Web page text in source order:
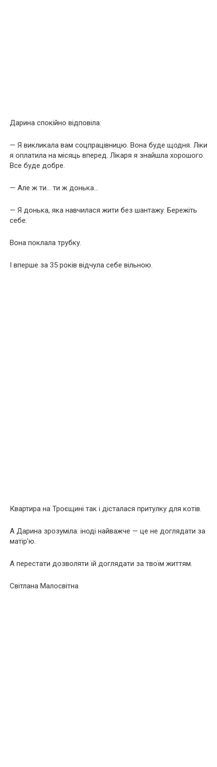
Дарина спокійно відповіла:
— Я викликала вам соцпрацівницю. Вона буде щодня. Ліки
я оплатила на місяць вперед. Лікаря я знайшла хорошого.
Все буде добре.
— Але ж ти… ти ж донька…
— Я донька, яка навчилася жити без шантажу. Бережіть
себе.
Вона поклала трубку.
І вперше за 35 років відчула себе вільною.
Квартира на Троєщині так і дісталася притулку для котів.
А Дарина зрозуміла: іноді найважче — це не доглядати за
матір’ю.
А перестати дозволяти їй доглядати за твоїм життям.
Світлана Малосвітна